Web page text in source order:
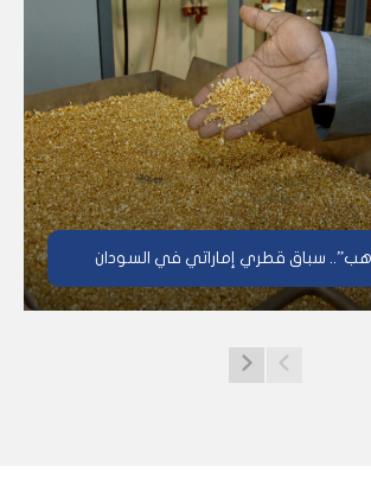
سباق قطري إماراتي في السودان